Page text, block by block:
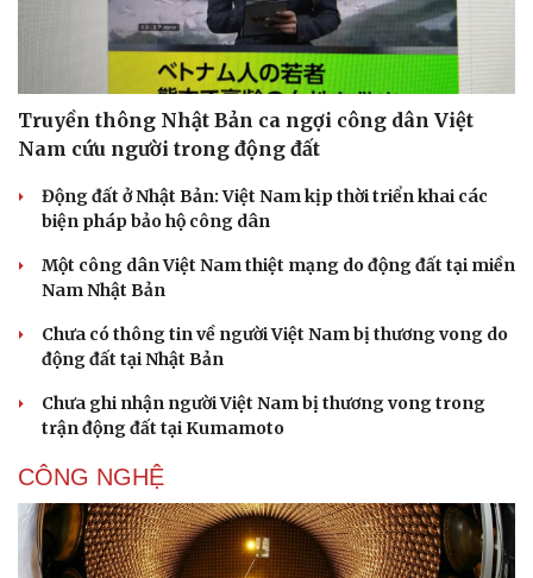
Truyền thông Nhật Bản ca ngợi công dân Việt
Nam cứu người trong động đất
Động đất ở Nhật Bản: Việt Nam kịp thời triển khai các
biện pháp bảo hộ công dân
Một công dân Việt Nam thiệt mạng do động đất tại miền
Nam Nhật Bản
Chưa có thông tin về người Việt Nam bị thương vong do
động đất tại Nhật Bản
Chưa ghi nhận người Việt Nam bị thương vong trong
trận động đất tại Kumamoto
CÔNG NGHỆ